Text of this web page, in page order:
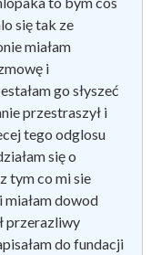
się tak ze
miałam
i
go słyszeć
przestraszył i
tego odglosu
się o
tym co mi sie
dowod
przerazliwy
do fundacji